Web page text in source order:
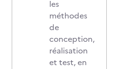
les
méthodes
de
conception,
réalisation
et test, en